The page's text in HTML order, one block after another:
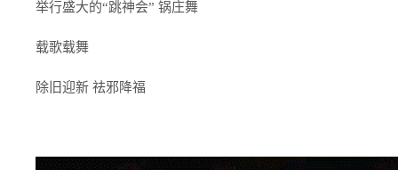
举行盛大的“跳神会” 锅庄舞
载歌载舞
除旧迎新 祛邪降福